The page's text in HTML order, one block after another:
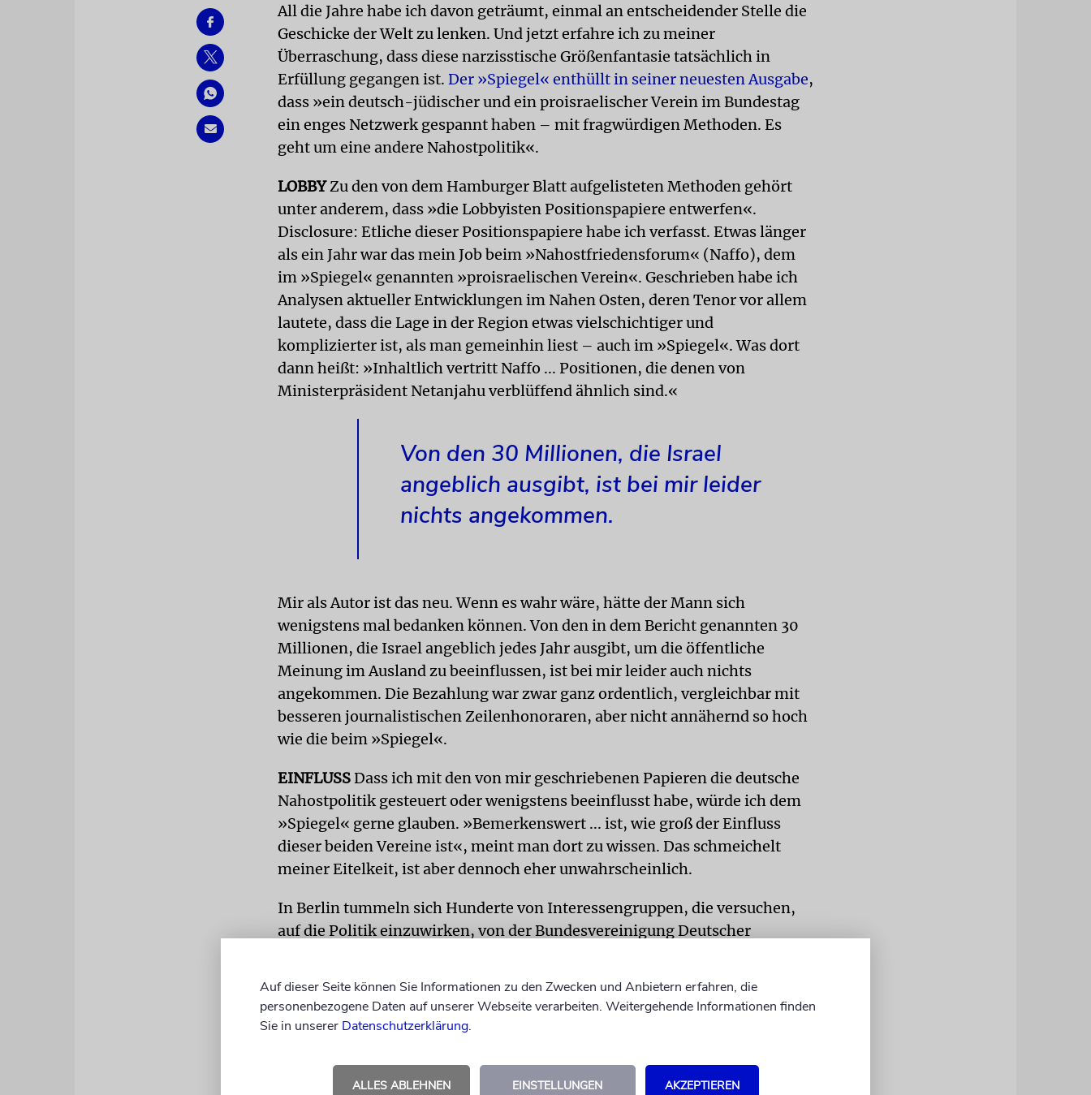
All die Jahre habe ich davon geträumt, einmal an entscheidender Stelle die
Geschicke der Welt zu lenken. Und jetzt erfahre ich zu meiner
Überraschung, dass diese narzisstische Größenfantasie tatsächlich in
Erfüllung gegangen ist. Der »Spiegel« enthüllt in seiner neuesten Ausgabe,
dass »ein deutsch-jüdischer und ein proisraelischer Verein im Bundestag
ein enges Netzwerk gespannt haben – mit fragwürdigen Methoden. Es
geht um eine andere Nahostpolitik«.
LOBBYZu den von dem Hamburger Blatt aufgelisteten Methoden gehört
unter anderem, dass »die Lobbyisten Positionspapiere entwerfen«.
Disclosure: Etliche dieser Positionspapiere habe ich verfasst. Etwas länger
als ein Jahr war das mein Job beim »Nahostfriedensforum« (Naffo), dem
im »Spiegel« genannten »proisraelischen Verein«. Geschrieben habe ich
Analysen aktueller Entwicklungen im Nahen Osten, deren Tenor vor allem
lautete, dass die Lage in der Region etwas vielschichtiger und
komplizierter ist, als man gemeinhin liest – auch im »Spiegel«. Was dort
dann heißt: »Inhaltlich vertritt Naffo ... Positionen, die denen von
Ministerpräsident Netanjahu verblüffend ähnlich sind.«
Von den 30 Millionen, die Israel
angeblich ausgibt, ist bei mir leider
nichts angekommen.
Mir als Autor ist das neu. Wenn es wahr wäre, hätte der Mann sich
wenigstens mal bedanken können. Von den in dem Bericht genannten 30
Millionen, die Israel angeblich jedes Jahr ausgibt, um die öffentliche
Meinung im Ausland zu beeinflussen, ist bei mir leider auch nichts
angekommen. Die Bezahlung war zwar ganz ordentlich, vergleichbar mit
besseren journalistischen Zeilenhonoraren, aber nicht annähernd so hoch
wie die beim »Spiegel«.
EINFLUSS Dass ich mit den von mir geschriebenen Papieren die deutsche
Nahostpolitik gesteuert oder wenigstens beeinflusst habe, würde ich dem
»Spiegel« gerne glauben. »Bemerkenswert ... ist, wie groß der Einfluss
dieser beiden Vereine ist«, meint man dort zu wissen. Das schmeichelt
meiner Eitelkeit, ist aber dennoch eher unwahrscheinlich.
In Berlin tummeln sich Hunderte von Interessengruppen, die versuchen,
auf die Politik einzuwirken, von der Bundesvereinigung Deutscher
Postfächern der Abgeordneten landen und dort wahrscheinlich nicht
einmal abgerufen werden. Kein Mensch kann so viel lesen.
»involviert sein soll«, habe ich übrigens auch nichts mitbekommen. Sonst
Auf dieser Seite können Sie Informationen zu den Zwecken und Anbietern erfahren, die
personenbezogene Daten auf unserer Webseite verarbeiten. Weitergehende Informationen finden
Sie in unserer Datenschutzerklärung.
ALLES ABLEHNEN EINSTELLUNGEN AKZEPTIEREN